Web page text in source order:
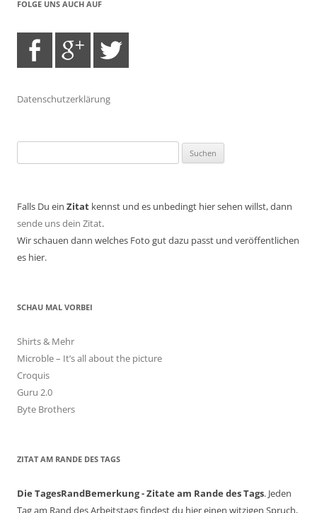
FOLGE UNS AUCH AUF
Datenschutzerklärung
nach:
Falls Du ein Zitat kennst und es unbedingt hier sehen willst, dann
sende uns dein Zitat.
Wir schauen dann welches Foto gut dazu passt und veröffentlichen
es hier.
SCHAU MAL VORBEI
Shirts & Mehr
Microble – It’s all about the picture
Croquis
Guru 2.0
Byte Brothers
ZITAT AM RANDE DES TAGS
Die TagesRandBemerkung - Zitate am Rande des Tags. Jeden
Tag am Rand des Arbeitstags findest du hier einen witzigen Spruch,